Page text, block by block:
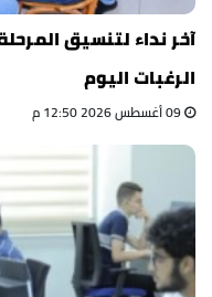
آخر نداء لتنسيق
الرغبات اليوم